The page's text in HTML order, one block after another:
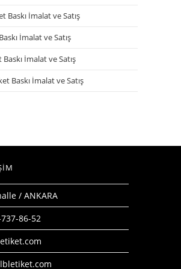
Baskı İmalat ve Satış
İmalat ve Satış
İmalat ve Satış
Baskı İmalat ve Satış
/ ANKARA
86-52